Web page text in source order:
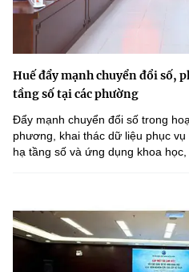
Huế đẩy mạnh chuyển đổi số,
tầng số tại các phường
Đẩy mạnh chuyển đổi số trong
phương, khai thác dữ liệu phục
hạ tầng số và ứng dụng khoa học,